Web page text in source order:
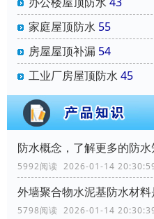
家庭屋顶防水 55
房屋屋顶补漏 54
工业厂房屋顶防水 45
防水概念，了解更多的防水
5992阅读 2026-01-14
外墙聚合物水泥基防水材
5798阅读 2026-01-14